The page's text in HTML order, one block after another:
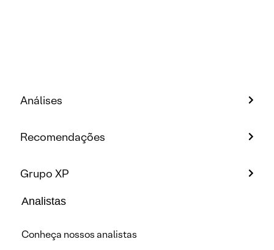
Análises
Recomendações
Grupo XP
Analistas
Conheça nossos analistas